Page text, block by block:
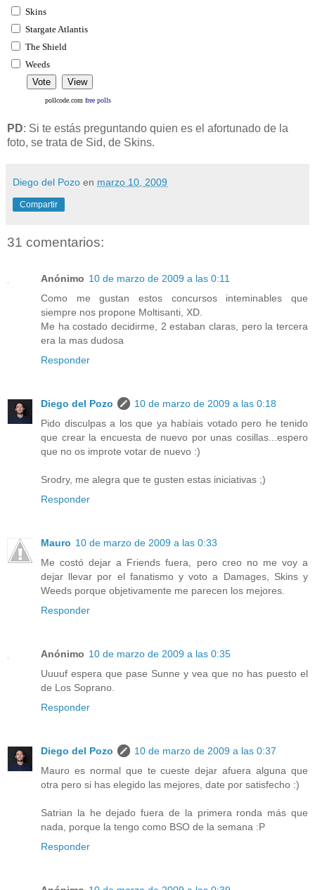
Skins
Stargate Atlantis
The Shield
Weeds
pollcode.com free polls
PD: Si te estás preguntando quien es el afortunado de la
foto, se trata de Sid, de Skins.
Diego del Pozo en marzo 10, 2009
Compartir
31 comentarios:
Anónimo 10 de marzo de 2009 a las 0:11
Como me gustan estos concursos inteminables que
siempre nos propone Moltisanti, XD.
Me ha costado decidirme, 2 estaban claras, pero la tercera
era la mas dudosa
Responder
Diego del Pozo
10 de marzo de 2009 a las 0:18
Pido disculpas a los que ya habíais votado pero he tenido
que crear la encuesta de nuevo por unas cosillas...espero
que no os improte votar de nuevo :)
Srodry, me alegra que te gusten estas iniciativas ;)
Responder
Mauro 10 de marzo de 2009 a las 0:33
Me costó dejar a Friends fuera, pero creo no me voy a
dejar llevar por el fanatismo y voto a Damages, Skins y
Weeds porque objetivamente me parecen los mejores.
Responder
Anónimo 10 de marzo de 2009 a las 0:35
Uuuuf espera que pase Sunne y vea que no has puesto el
de Los Soprano.
Responder
Diego del Pozo
10 de marzo de 2009 a las 0:37
Mauro es normal que te cueste dejar afuera alguna que
otra pero si has elegido las mejores, date por satisfecho :)
Satrian la he dejado fuera de la primera ronda más que
nada, porque la tengo como BSO de la semana :P
Responder